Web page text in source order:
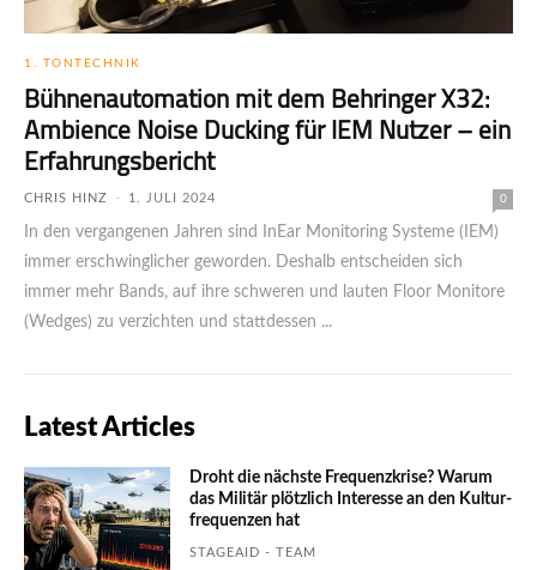
1. TONTECHNIK
Bühnenautomation mit dem Behringer X32:
Ambience Noise Ducking für IEM Nutzer – ein
Erfahrungsbericht
CHRIS HINZ - 1. JULI 2024 0
In den vergangenen Jahren sind InEar Monitoring Systeme (IEM)
immer erschwinglicher geworden. Deshalb entscheiden sich
immer mehr Bands, auf ihre schweren und lauten Floor Monitore
(Wedges) zu verzichten und stattdessen ...
Latest Articles
Droht die nächste Frequenzkrise? Warum
das Mili­tär plötzlich Inte­resse an den Kultur­
fre­quen­zen hat
STAGEAID - TEAM